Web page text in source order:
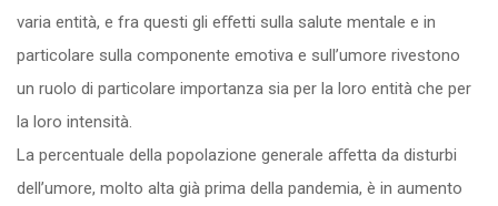
varia entità, e fra questi gli eﬀetti sulla salute mentale e in
particolare sulla componente emotiva e sull’umore rivestono
un ruolo di particolare importanza sia per la loro entità che per
la loro intensità.
La percentuale della popolazione generale aﬀetta da disturbi
dell’umore, molto alta già prima della pandemia, è in aumento